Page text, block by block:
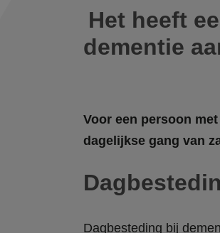
Het heeft
dementie
Voor een persoon
dagelijkse gang van
Dagbesteding bij